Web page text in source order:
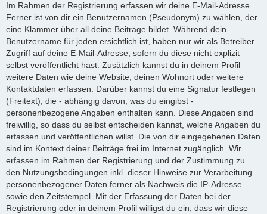
Im Rahmen der Registrierung erfassen wir deine E-Mail-Adresse.
Ferner ist von dir ein Benutzernamen (Pseudonym) zu wählen, der
eine Klammer über all deine Beiträge bildet. Während dein
Benutzername für jeden ersichtlich ist, haben nur wir als Betreiber
Zugriff auf deine E-Mail-Adresse, sofern du diese nicht explizit
selbst veröffentlicht hast. Zusätzlich kannst du in deinem Profil
weitere Daten wie deine Website, deinen Wohnort oder weitere
Kontaktdaten erfassen. Darüber kannst du eine Signatur festlegen
(Freitext), die - abhängig davon, was du eingibst -
personenbezogene Angaben enthalten kann. Diese Angaben sind
freiwillig, so dass du selbst entscheiden kannst, welche Angaben du
erfassen und veröffentlichen willst. Die von dir eingegebenen Daten
sind im Kontext deiner Beiträge frei im Internet zugänglich. Wir
erfassen im Rahmen der Registrierung und der Zustimmung zu
den Nutzungsbedingungen inkl. dieser Hinweise zur Verarbeitung
personenbezogener Daten ferner als Nachweis die IP-Adresse
sowie den Zeitstempel. Mit der Erfassung der Daten bei der
Registrierung oder in deinem Profil willigst du ein, dass wir diese